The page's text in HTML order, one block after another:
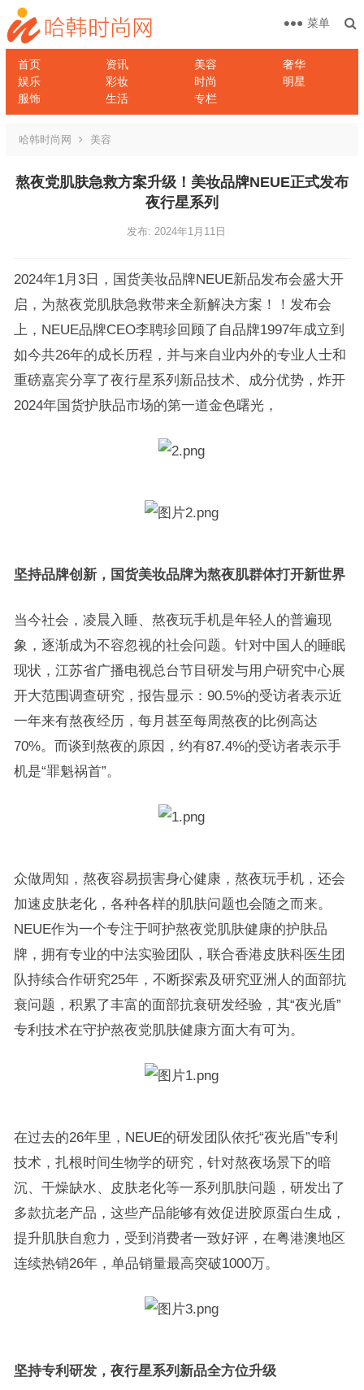
首页 资讯 美容
奢华
娱乐
彩妆 时尚
明星
服饰
生活 专栏
菜单
哈韩时尚网 美容
熬夜党肌肤急救方案升级！美妆品牌NEUE正式发布
夜行星系列
发布: 2024年1月11日
2024年1月3日，国货美妆品牌NEUE新品发布会盛大开
启，为熬夜党肌肤急救带来全新解决方案！！发布会
上，NEUE品牌CEO李聘珍回顾了自品牌1997年成立到
如今共26年的成长历程，并与来自业内外的专业人士和
重磅嘉宾分享了夜行星系列新品技术、成分优势，炸开
2024年国货护肤品市场的第一道金色曙光，
坚持品牌创新，国货美妆品牌为熬夜肌群体打开新世界
当今社会，凌晨入睡、熬夜玩手机是年轻人的普遍现
象，逐渐成为不容忽视的社会问题。针对中国人的睡眠
现状，江苏省广播电视总台节目研发与用户研究中心展
开大范围调查研究，报告显示：90.5%的受访者表示近
一年来有熬夜经历，每月甚至每周熬夜的比例高达
70%。而谈到熬夜的原因，约有87.4%的受访者表示手
机是“罪魁祸首”。
众做周知，熬夜容易损害身心健康，熬夜玩手机，还会
加速皮肤老化，各种各样的肌肤问题也会随之而来。
NEUE作为一个专注于呵护熬夜党肌肤健康的护肤品
牌，拥有专业的中法实验团队，联合香港皮肤科医生团
队持续合作研究25年，不断探索及研究亚洲人的面部抗
衰问题，积累了丰富的面部抗衰研发经验，其“夜光盾”
专利技术在守护熬夜党肌肤健康方面大有可为。
在过去的26年里，NEUE的研发团队依托“夜光盾”专利
技术，扎根时间生物学的研究，针对熬夜场景下的暗
沉、干燥缺水、皮肤老化等一系列肌肤问题，研发出了
多款抗老产品，这些产品能够有效促进胶原蛋白生成，
提升肌肤自愈力，受到消费者一致好评，在粤港澳地区
连续热销26年，单品销量最高突破1000万。
坚持专利研发，夜行星系列新品全方位升级